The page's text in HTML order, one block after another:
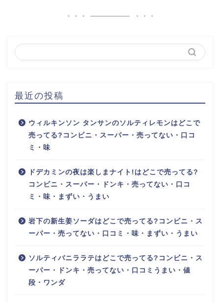
最近の投稿
ウィルキンソン タンサンのソルティレモンはどこで
売ってる?コンビニ・スーパー・売ってない・口コ
ミ・味
ドデカミンの夜は楽しまナイト!はどこで売ってる?
コンビニ・スーパー・ドンキ・売ってない・口コ
ミ・味・まずい・うまい
岩下の新生姜ソーダはどこで売ってる?コンビニ・ス
ーパー・売ってない・口コミ・味・まずい・うまい
ソルティバニララテはどこで売ってる?コンビニ・ス
ーパー・ドンキ・売ってない・口コミうまい・値
段・ワンダ